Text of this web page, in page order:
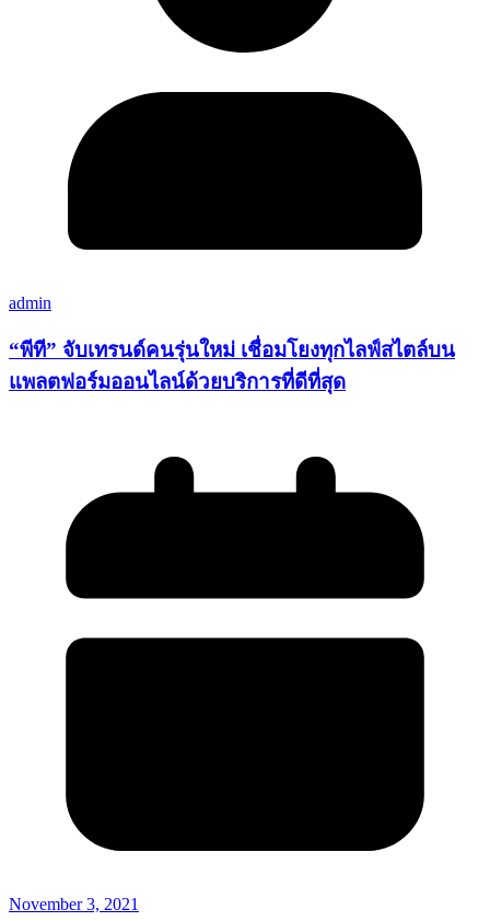
admin
“พีที” จับเทรนด์คนรุ่นใหม่ เชื่อมโยงทุกไลฟ์สไตล์บน
แพลตฟอร์มออนไลน์ด้วยบริการที่ดีที่สุด
November 3, 2021